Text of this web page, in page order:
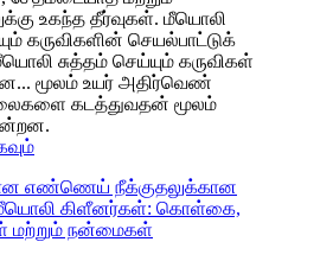
உகந்த தீர்வுகள். மீயொலி
கருவிகளின் செயல்பாட்டுக்
சுத்தம் செய்யும் கருவிகள்
மூலம் உயர் அதிர்வெண்
கடத்துவதன் மூலம்